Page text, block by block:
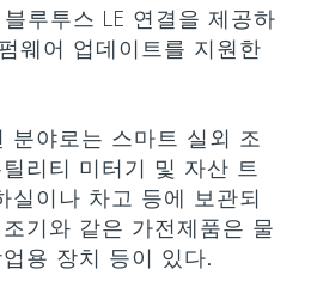
루투스 LE 연결을 제공하
웨어 업데이트를 지원한
분야로는 스마트 실외 조
리티 미터기 및 자산 트
실이나 차고 등에 보관되
기와 같은 가전제품은 물
용 장치 등이 있다.